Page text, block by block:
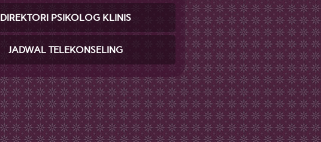
DIREKTORI PSIKOLOG KLINIS
JADWAL TELEKONSELING